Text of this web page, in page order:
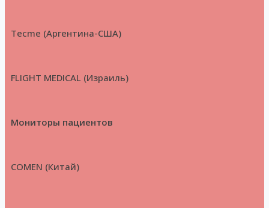
Tecme (Аргентина-США)
FLIGHT MEDICAL (Израиль)
Мониторы пациентов
COMEN (Китай)